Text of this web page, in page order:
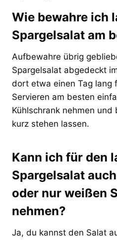
Wie bewahre ich
Spargelsalat am
Aufbewahre übrig
Spargelsalat abgedeckt
dort etwa einen Tag lang
Servieren am besten
Kühlschrank nehmen und
kurz stehen lassen.
Kann ich für den
Spargelsalat
oder nur weißen
nehmen?
Ja, du kannst den Salat